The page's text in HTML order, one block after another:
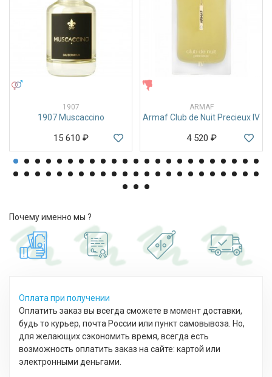
1907
1907 Muscaccino
15 610 ₽
ARMAF
Armaf Club de Nuit Precieux IV
4 520 ₽
Почему именно мы ?
Оплата при получении
Оплатить заказ вы всегда сможете в момент доставки,
будь то курьер, почта России или пункт самовывоза. Но,
для желающих сэкономить время, всегда есть
возможность оплатить заказ на сайте: картой или
электронными деньгами.